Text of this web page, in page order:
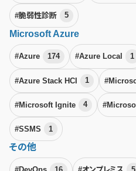
#脆弱性診断 5
Microsoft Azure
#Azure 174 #Azure Local 1
#Azure Stack HCI 1
#Microsoft Ignite 4
#SSMS 1
その他